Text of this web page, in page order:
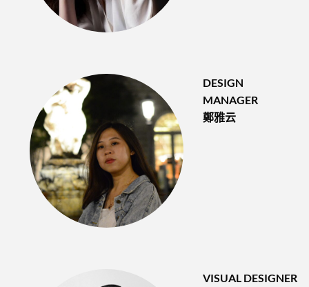
DESIGN
MANAGER
鄭雅云
VISUAL DESIGNER